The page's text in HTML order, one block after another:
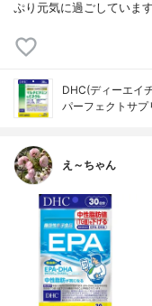
ぷり元気に過ごしていま
DHC(ディーエイ
パーフェクトサ
え～ちゃん